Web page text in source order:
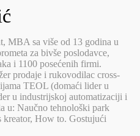
MBA sa više od 13 godina u
za bivše poslodavce,
i 1100 posećenih firmi.
prodaje i rukovodilac cross-
TEOL (domaći lider u
u industrijskoj automatizaciji i
u: Naučno tehnološki park
How to. Gostujući